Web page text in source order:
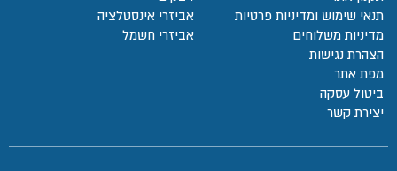
תנאי שימוש ומדיניות פרטיות
מדיניות משלוחים
הצהרת נגישות
מפת אתר
ביטול עסקה
יצירת קשר
אביזרי אינסטלציה
אביזרי חשמל